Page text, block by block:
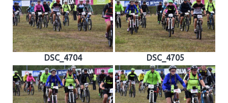
DSC_4704 DSC_4705